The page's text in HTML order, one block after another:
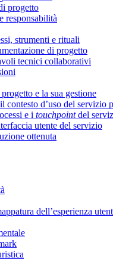
progetto
responsabilità
strumenti e rituali
di progetto
tecnici collaborativi
e la sua gestione
contesto d’uso del servizio
e i touchpointdel
utente del servizio
ottenuta
dell’esperienza